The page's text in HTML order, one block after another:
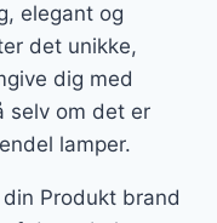
elegant og
det unikke,
dig med
selv om det er
lamper.
Produkt brand